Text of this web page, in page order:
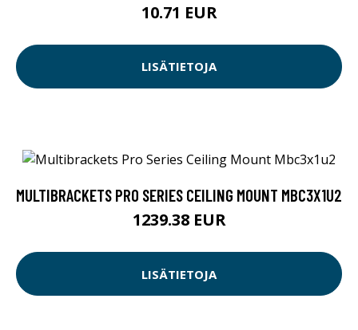
10.71 EUR
LISÄTIETOJA
MULTIBRACKETS PRO SERIES CEILING MOUNT MBC3X1U2
1239.38 EUR
LISÄTIETOJA